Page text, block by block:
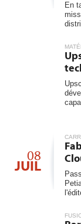
En
08
JUIL